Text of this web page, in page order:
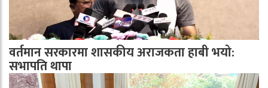
वर्तमान सरकारमा शासकीय अराजकता हाबी भयो:
सभापति थापा